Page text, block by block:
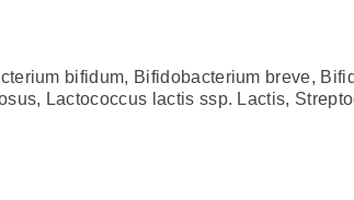
bifidum, Bifidobacterium breve,
Lactococcus lactis ssp. Lactis,